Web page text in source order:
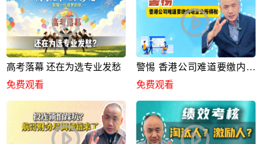
高考落幕 还在为选专业发愁
免费观看
警惕 香港公司难道要缴内地
企业所得税
免费观看